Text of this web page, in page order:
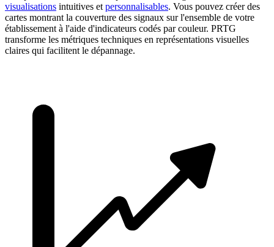
visualisations intuitives et personnalisables. Vous pouvez créer des
cartes montrant la couverture des signaux sur l'ensemble de votre
établissement à l'aide d'indicateurs codés par couleur. PRTG
transforme les métriques techniques en représentations visuelles
claires qui facilitent le dépannage.